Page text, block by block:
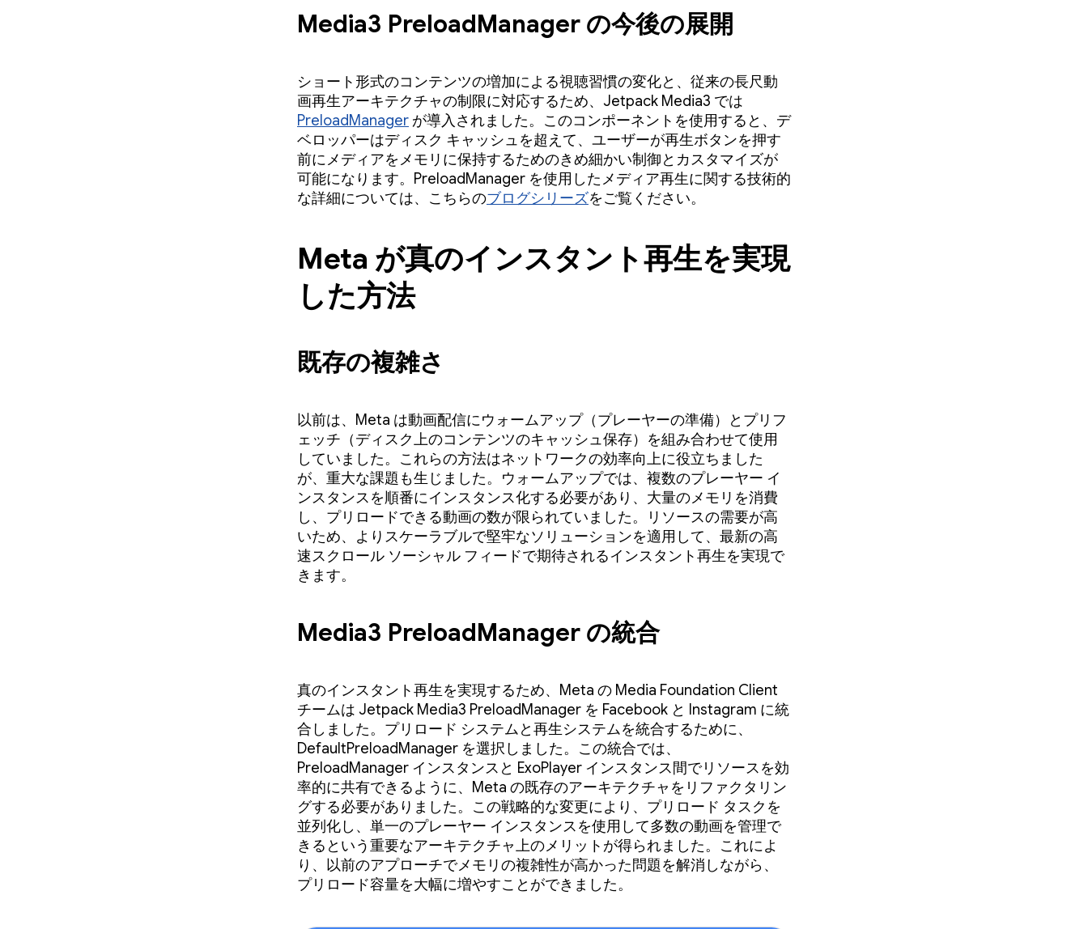
Media3 PreloadManager の今後の展開
ショート形式のコンテンツの増加による視聴習慣の変化と、従来の長尺動
画再生アーキテクチャの制限に対応するため、Jetpack Media3 では
PreloadManager が導入されました。このコンポーネントを使用すると、デ
ベロッパーはディスク キャッシュを超えて、ユーザーが再生ボタンを押す
前にメディアをメモリに保持するためのきめ細かい制御とカスタマイズが
可能になります。PreloadManager を使用したメディア再生に関する技術的
な詳細については、こちらのブログシリーズをご覧ください。
Meta が真のインスタント再生を実現
した方法
既存の複雑さ
以前は、Meta は動画配信にウォームアップ（プレーヤーの準備）とプリフ
ェッチ（ディスク上のコンテンツのキャッシュ保存）を組み合わせて使用
していました。これらの方法はネットワークの効率向上に役立ちました
が、重大な課題も生じました。ウォームアップでは、複数のプレーヤー イ
ンスタンスを順番にインスタンス化する必要があり、大量のメモリを消費
し、プリロードできる動画の数が限られていました。リソースの需要が高
いため、よりスケーラブルで堅牢なソリューションを適用して、最新の高
速スクロール ソーシャル フィードで期待されるインスタント再生を実現で
きます。
Media3 PreloadManager の統合
真のインスタント再生を実現するため、Meta の Media Foundation Client
チームは Jetpack Media3 PreloadManager を Facebook と Instagram に統
合しました。プリロード システムと再生システムを統合するために、
DefaultPreloadManager を選択しました。この統合では、
PreloadManager インスタンスと ExoPlayer インスタンス間でリソースを効
率的に共有できるように、Meta の既存のアーキテクチャをリファクタリン
グする必要がありました。この戦略的な変更により、プリロード タスクを
並列化し、単一のプレーヤー インスタンスを使用して多数の動画を管理で
きるという重要なアーキテクチャ上のメリットが得られました。これによ
り、以前のアプローチでメモリの複雑性が高かった問題を解消しながら、
プリロード容量を大幅に増やすことができました。